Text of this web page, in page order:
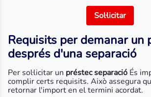
Sol·licitar
Requisits per demanar un
després d'una separació
Per sol·licitar un préstec separació És
complir certs requisits. Això assegura
retornar l'import en el termini acordat.